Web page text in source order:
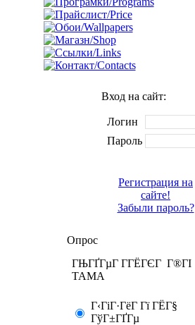
Вход на сайт:
Логин
Пароль
Регистрация на
сайте!
Забыли пароль?
Опрос
ГЊГҐГµГ Г­ГЁГЄГ Г®ГІ
TAMA
Г‹ГіГ·ГёГ Гї ГЁГ§
ГўГ±ГҐГµ